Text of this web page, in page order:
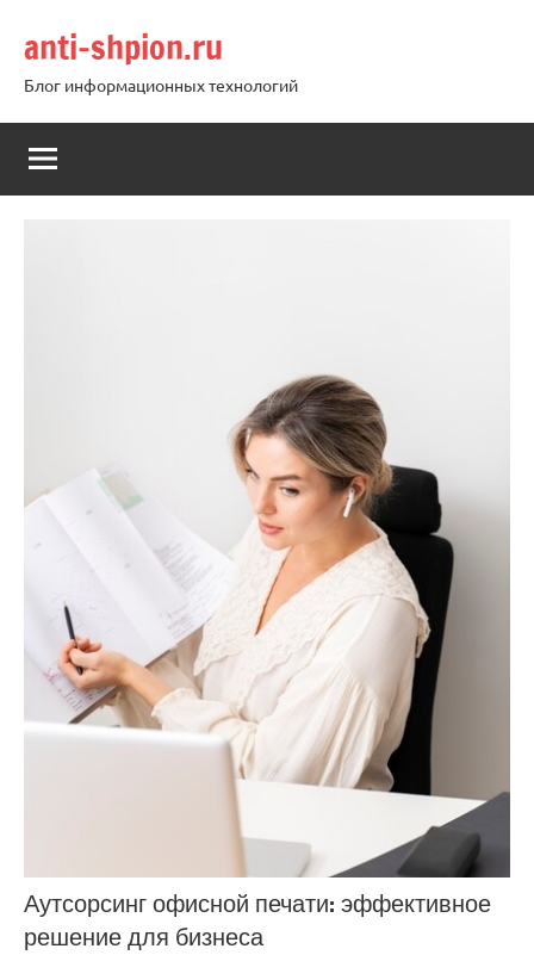
содержимому
anti-shpion.ru
Блог информационных технологий
Аутсорсинг офисной печати: эффективное
решение для бизнеса